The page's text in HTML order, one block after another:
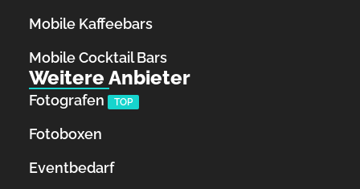
Mobile Kaffeebars
Mobile Cocktail Bars
Weitere Anbieter
Fotografen TOP
Fotoboxen
Eventbedarf